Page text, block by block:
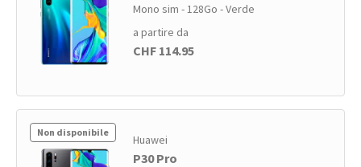
Mono sim - 128Go - Verde
a partire da
CHF 114.95
Non disponibile Huawei
P30 Pro